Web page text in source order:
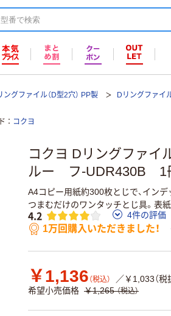
ングファイル（D型2穴） PP製 Dリングファイ
コクヨ
コクヨ Dリングファイ
ルー フ-UDR430B 1
A4コピー用紙約300枚とじで、イン
つまむだけのワンタッチとじ具。表
4.2 4件の評価
1万回購入いただきました！
￥1,136 （税込）
／￥1,033（税
希望小売価格 ￥1,265 （税込）